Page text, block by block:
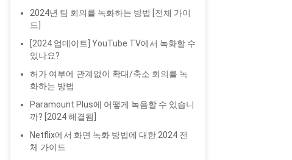
2024년 팀 회의를 녹화하는 방법 [전체 가이
드]
[2024 업데이트] YouTube TV에서 녹화할 수
있나요?
허가 여부에 관계없이 확대/축소 회의를 녹
화하는 방법
Paramount Plus에 어떻게 녹음할 수 있습니
까? [2024 해결됨]
Netflix에서 화면 녹화 방법에 대한 2024 전
체 가이드